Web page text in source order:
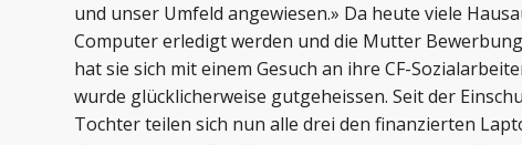
und unser Umfeld angewiesen.» Da heute viele
Computer erledigt werden und die Mutter
hat sie sich mit einem Gesuch an ihre CF-
wurde glücklicherweise gutgeheissen. Seit der
Tochter teilen sich nun alle drei den finanzierten